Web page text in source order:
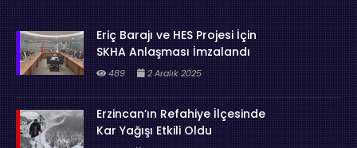
Eriç Barajı ve HES Projesi İçin
SKHA Anlaşması İmzalandı
489 2 Aralık 2025
Erzincan’ın Refahiye İlçesinde
Kar Yağışı Etkili Oldu